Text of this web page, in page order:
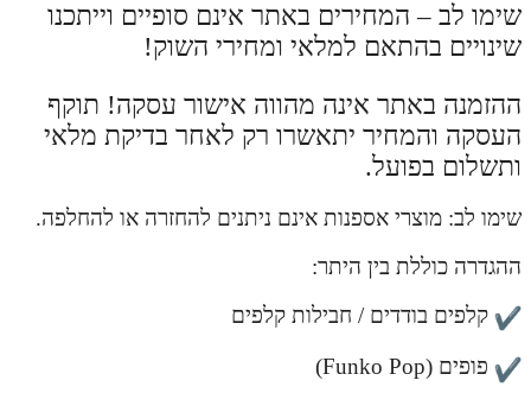
שימו לב – המחירים באתר אינם סופיים וייתכנו
שינויים בהתאם למלאי ומחירי השוק!
ההזמנה באתר אינה מהווה אישור עסקה! תוקף
העסקה והמחיר יתאשרו רק לאחר בדיקת מלאי
ותשלום בפועל.
שימו לב: מוצרי אספנות אינם ניתנים להחזרה או להחלפה.
ההגדרה כוללת בין היתר:
קלפים בודדים / חבילות קלפים
פופים (Funko Pop)